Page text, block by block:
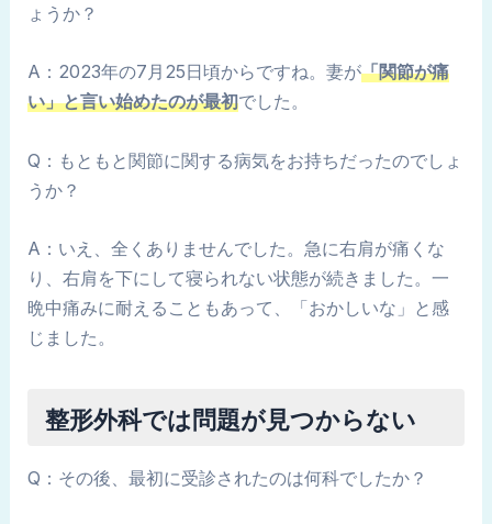
ょうか？
A：2023年の7月25日頃からですね。妻が「関節が痛
い」と言い始めたのが最初でした。
Q：もともと関節に関する病気をお持ちだったのでしょ
うか？
A：いえ、全くありませんでした。急に右肩が痛くな
り、右肩を下にして寝られない状態が続きました。一
晩中痛みに耐えることもあって、「おかしいな」と感
じました。
整形外科では問題が見つからない
Q：その後、最初に受診されたのは何科でしたか？